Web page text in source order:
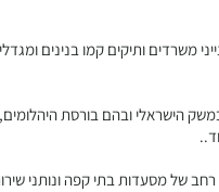
משרדים ותיקים קמו בנינים
הישראלי ובהם בורסת
של מסעדות בתי קפה ונותני